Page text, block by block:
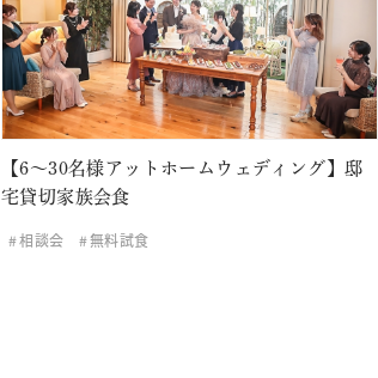
【6～30名様アットホームウェディング】邸
宅貸切家族会食
相談会 無料試食